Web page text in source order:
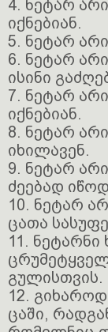
4. ნეტარ
იქნებიან.
5. ნეტარ
6. ნეტარ
ისინი
7. ნეტარ
იქნებიან.
8. ნეტარ
იხილავენ.
9. ნეტარ
ძეებად
10. ნეტარ
ცათა
11.
გულისთვის.
12.
ცაში,